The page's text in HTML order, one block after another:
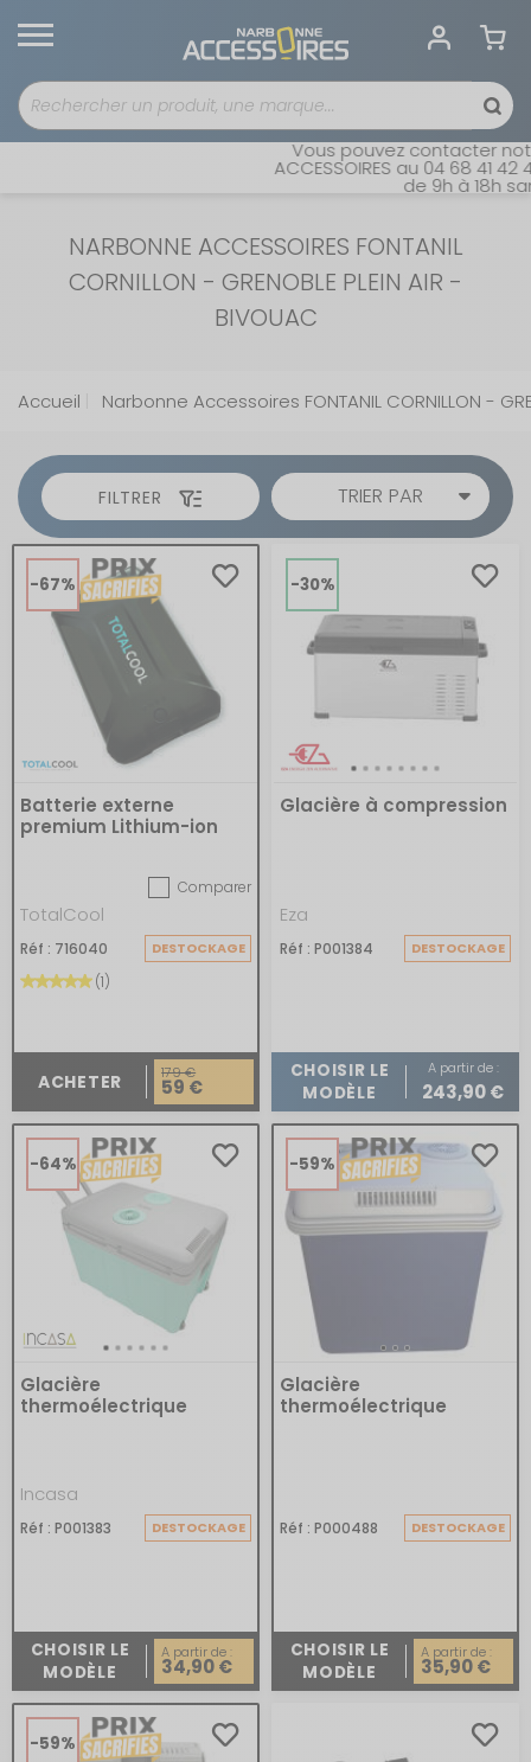
Vous pouvez contacter notre
ACCESSOIRES au 04 68 41 42
de 9h à 18h
NARBONNE ACCESSOIRES FONTANIL
CORNILLON - GRENOBLE PLEIN AIR -
BIVOUAC
Accueil Narbonne Accessoires FONTANIL CORNILLON -
FILTRER TRIER PAR
-67%
Batterie externe
premium Lithium-ion
Comparer
TotalCool
Réf : 716040 DESTOCKAGE
(1)
ACHETER 179 €
59 €
-30%
Glacière à compression
Eza
Réf : P001384 DESTOCKAGE
CHOISIR LE
MODÈLE
A partir de :
243,90 €
-64%
Glacière
thermoélectrique
Incasa
Réf : P001383 DESTOCKAGE
CHOISIR LE
MODÈLE
A partir de :
34,90 €
-59%
Glacière
thermoélectrique
Réf : P000488 DESTOCKAGE
CHOISIR LE
MODÈLE
A partir de :
35,90 €
-59%